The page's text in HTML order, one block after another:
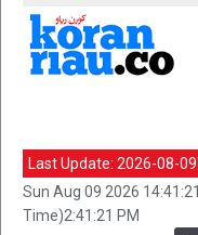
Last Update: 2026-08-
Sun Aug 09 2026
Time)2:41:21 PM